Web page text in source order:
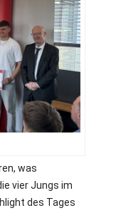
was
vier Jungs im
des Tages